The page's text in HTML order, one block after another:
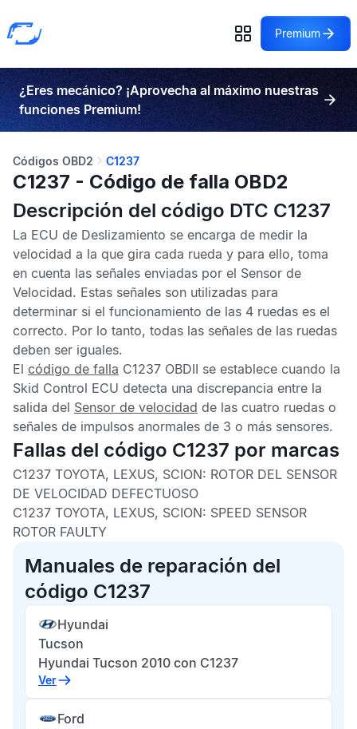
Premium
¿Eres mecánico? ¡Aprovecha al máximo nuestras
funciones Premium!
Códigos OBD2 C1237
C1237 - Código de falla OBD2
Descripción del código DTC C1237
La ECU de Deslizamiento se encarga de medir la
velocidad a la que gira cada rueda y para ello, toma
en cuenta las señales enviadas por el Sensor de
Velocidad. Estas señales son utilizadas para
determinar si el funcionamiento de las 4 ruedas es el
correcto. Por lo tanto, todas las señales de las ruedas
deben ser iguales.
El código de falla C1237 OBDII se establece cuando la
Skid Control ECU detecta una discrepancia entre la
salida del Sensor de velocidad de las cuatro ruedas o
señales de impulsos anormales de 3 o más sensores.
Fallas del código C1237 por marcas
C1237 TOYOTA, LEXUS, SCION: ROTOR DEL SENSOR
DE VELOCIDAD DEFECTUOSO
C1237 TOYOTA, LEXUS, SCION: SPEED SENSOR
ROTOR FAULTY
Manuales de reparación del
código C1237
Hyundai
Tucson
Hyundai Tucson 2010 con C1237
Ver
Ford